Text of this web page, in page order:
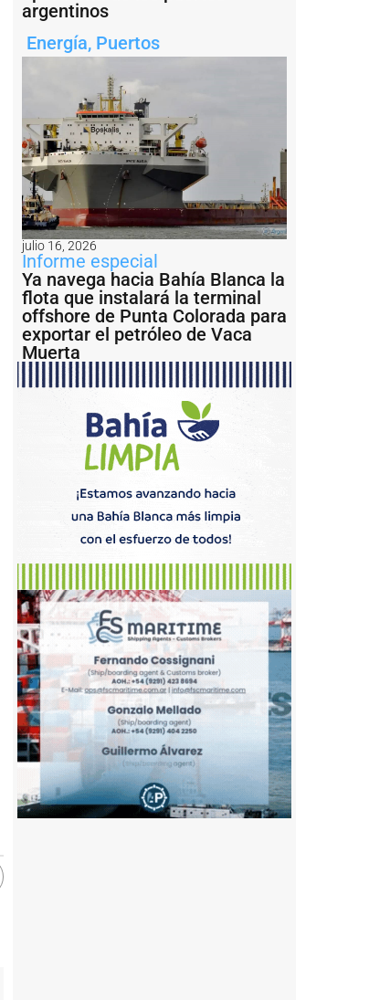
argentinos
Energía, Puertos
julio 16, 2026
Informe especial
Ya navega hacia Bahía Blanca la
flota que instalará la terminal
offshore de Punta Colorada para
exportar el petróleo de Vaca
Muerta